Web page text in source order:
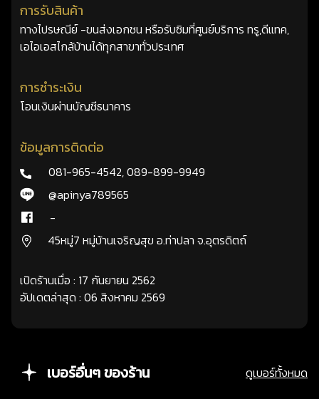
การรับสินค้า
ทางไปรษณีย์ -ขนส่งเอกชน หรือรับซิมที่ศูนย์บริการ ทรู,ดีแทค,
เอไอเอสไกล้บ้านได้ทุกสาขาทั่วประเทศ
การชำระเงิน
โอนเงินผ่านบัญชีธนาคาร
ข้อมูลการติดต่อ
081-965-4542,089-899-9949
@apinya789565
-
45หมู่7 หมู่บ้านเจริญสุข อ.ท่าปลา จ.อุตรดิตถ์
เปิดร้านเมื่อ : 17 กันยายน 2562
อัปเดตล่าสุด : 06 สิงหาคม 2569
เบอร์อื่นๆ ของร้าน ดูเบอร์ทั้งหมด